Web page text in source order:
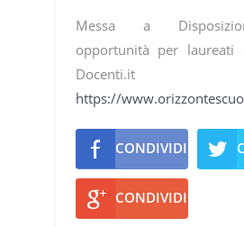
Messa a
opportunità per
Docenti.it
https://
CONDIVIDI
CONDIVIDI